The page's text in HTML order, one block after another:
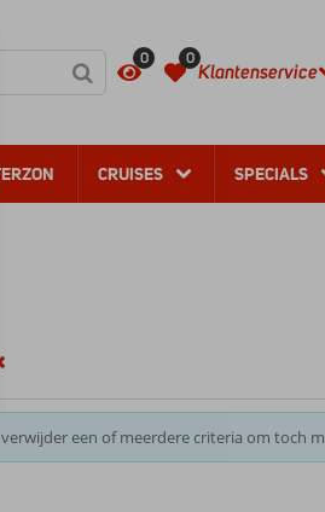
0 0
Klantenservice
CRUISES SPECIALS
een of meerdere criteria om toch